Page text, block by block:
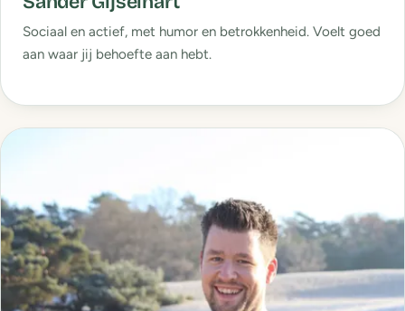
Sociaal en actief, met humor en betrokkenheid. Voelt goed
aan waar jij behoefte aan hebt.